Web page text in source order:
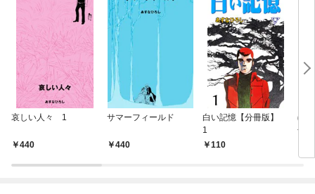
哀しい人々 1
440
サマーフィールド
440
白い記憶【分冊版】
1
110
ぼ
冊